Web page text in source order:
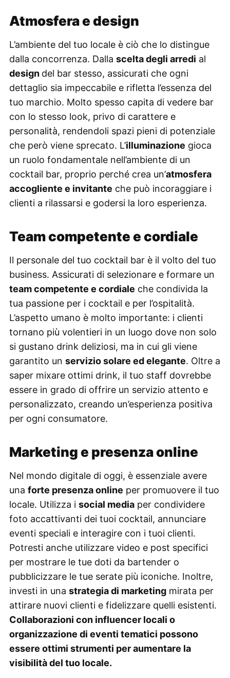
Atmosfera e design
L’ambiente del tuo locale è ciò che lo distingue
dalla concorrenza. Dalla scelta degli arredi al
design del bar stesso, assicurati che ogni
dettaglio sia impeccabile e rifletta l’essenza del
tuo marchio. Molto spesso capita di vedere bar
con lo stesso look, privo di carattere e
personalità, rendendoli spazi pieni di potenziale
che però viene sprecato. L’illuminazione gioca
un ruolo fondamentale nell’ambiente di un
cocktail bar, proprio perché crea un’atmosfera
accogliente e invitante che può incoraggiare i
clienti a rilassarsi e godersi la loro esperienza.
Team competente e cordiale
Il personale del tuo cocktail bar è il volto del tuo
business. Assicurati di selezionare e formare un
team competente e cordiale che condivida la
tua passione per i cocktail e per l’ospitalità.
L’aspetto umano è molto importante: i clienti
tornano più volentieri in un luogo dove non solo
si gustano drink deliziosi, ma in cui gli viene
garantito un servizio solare ed elegante. Oltre a
saper mixare ottimi drink, il tuo staff dovrebbe
essere in grado di offrire un servizio attento e
personalizzato, creando un’esperienza positiva
per ogni consumatore.
Marketing e presenza online
Nel mondo digitale di oggi, è essenziale avere
una forte presenza online per promuovere il tuo
locale. Utilizza i social mediaper condividere
foto accattivanti dei tuoi cocktail, annunciare
eventi speciali e interagire con i tuoi clienti.
Potresti anche utilizzare video e post specifici
per mostrare le tue doti da bartender o
pubblicizzare le tue serate più iconiche. Inoltre,
investi in una strategia di marketingmirata per
attirare nuovi clienti e fidelizzare quelli esistenti.
Collaborazioni con influencer locali o
organizzazione di eventi tematici possono
essere ottimi strumenti per aumentare la
visibilità del tuo locale.